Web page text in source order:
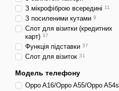
З мікрофіброю всередині 11
З посиленими кутами 9
Слот для візитки (кредитних
карт) 37
Функція підставки 37
Cлот для візиток 31
Модель телефону
Oppo A16/Oppo A55/Oppo A54s